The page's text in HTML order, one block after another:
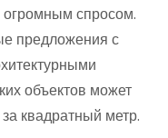
спросом.
предложения с
объектов может
квадратный метр.